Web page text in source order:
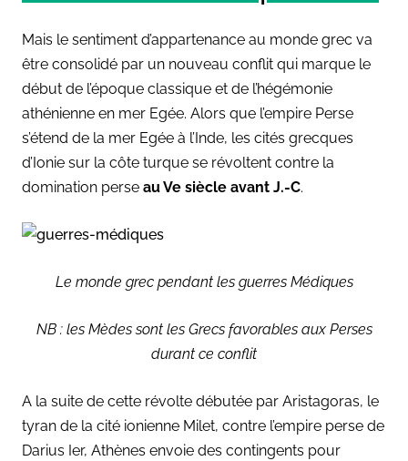
Mais le sentiment d’appartenance au monde grec va
être consolidé par un nouveau conflit qui marque le
début de l’époque classique et de l’hégémonie
athénienne en mer Egée. Alors que l’empire Perse
s’étend de la mer Egée à l’Inde, les cités grecques
d’Ionie sur la côte turque se révoltent contre la
domination perse au Ve siècle avant J.-C.
Le monde grec pendant les guerres Médiques
NB : les Mèdes sont les Grecs favorables aux Perses
durant ce conflit
A la suite de cette révolte débutée par Aristagoras, le
tyran de la cité ionienne Milet, contre l’empire perse de
Darius Ier, Athènes envoie des contingents pour